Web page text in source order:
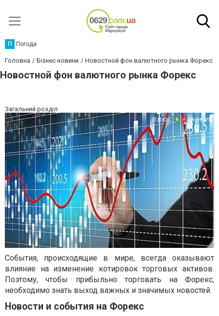
П Погода
Головна Бізнес новини Новостной фон валютного рынка Форекс
Новостной фон валютного рынка Форекс
Загальний розділ
События, происходящие в мире, всегда оказывают
влияние на изменение котировок торговых активов.
Поэтому, чтобы прибыльно торговать на Форекс,
необходимо знать выход важных и значимых новостей.
Новости и события на Форекс